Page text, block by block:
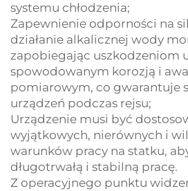
systemu chłodzenia;
Zapewnienie odporności na
działanie alkalicznej wody
zapobiegając uszkodzeniom
spowodowanym korozją i
pomiarowym, co gwarantuje
urządzeń podczas rejsu;
Urządzenie musi być
wyjątkowych, nierównych i
warunków pracy na statku,
długotrwałą i stabilną pracę.
Z operacyjnego punktu